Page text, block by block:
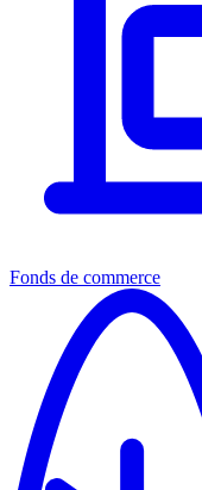
Fonds de commerce